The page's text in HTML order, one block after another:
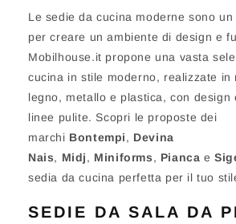
Le sedie da cucina moderne sono
per creare un ambiente di design e
Mobilhouse.it propone una vasta
cucina in stile moderno, realizzate in
legno, metallo e plastica, con design
linee pulite. Scopri le proposte dei
marchi Bontempi, Devina
Nais, Midj, Miniforms, Pianca e
sedia da cucina perfetta per il tuo
SEDIE DA SALA DA